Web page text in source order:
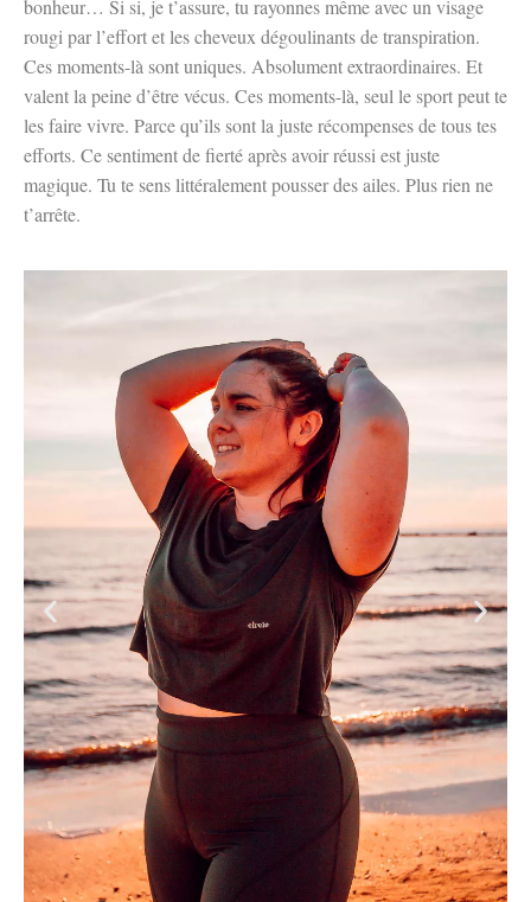
bonheur… Si si, je t’assure, tu rayonnes même avec un visage
rougi par l’effort et les cheveux dégoulinants de transpiration.
Ces moments-là sont uniques. Absolument extraordinaires. Et
valent la peine d’être vécus. Ces moments-là, seul le sport peut te
les faire vivre. Parce qu’ils sont la juste récompenses de tous tes
efforts. Ce sentiment de fierté après avoir réussi est juste
magique. Tu te sens littéralement pousser des ailes. Plus rien ne
t’arrête.